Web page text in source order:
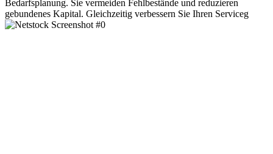
Bedarfsplanung. Sie vermeiden Fehlbestände und reduzieren
gebundenes Kapital. Gleichzeitig verbessern Sie Ihren Serviceg